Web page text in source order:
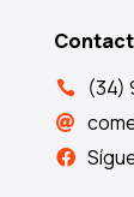
 (34)

